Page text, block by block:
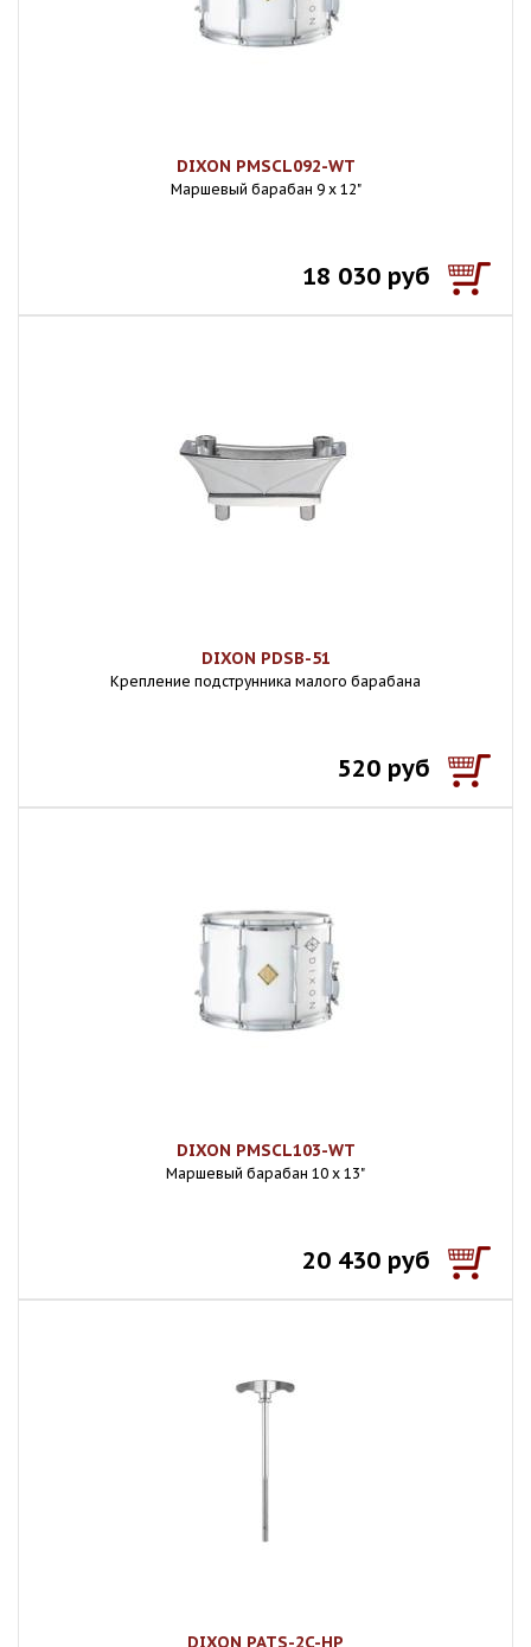
DIXON PMSCL092-WT
Маршевый барабан 9 х 12"
18 030 руб
DIXON PDSB-51
Крепление подструнника малого барабана
520 руб
DIXON PMSCL103-WT
Маршевый барабан 10 х 13"
20 430 руб
DIXON PATS-2C-HP